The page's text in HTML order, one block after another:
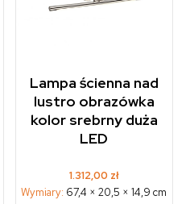
Lampa ścienna nad
lustro obrazówka
kolor srebrny duża
LED
1.312,00 zł
Wymiary: 67,4 × 20,5 × 14,9 cm